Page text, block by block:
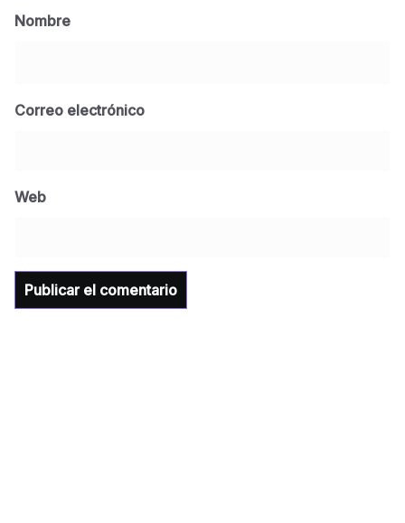
Nombre
Correo electrónico
Web
para la Universidad y para el municipio